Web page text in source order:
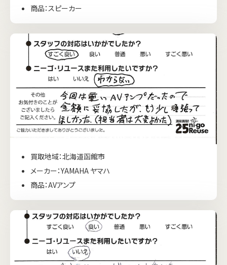
商品：スピーカー
買取地域：北海道函館市
メーカー：YAMAHA ヤマハ
商品：AVアンプ